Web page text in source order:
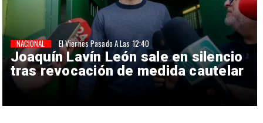
Joaquín Lavín León sale en silencio
tras revocación de medida cautelar
NACIONAL El Viernes Pasado A Las 12:40